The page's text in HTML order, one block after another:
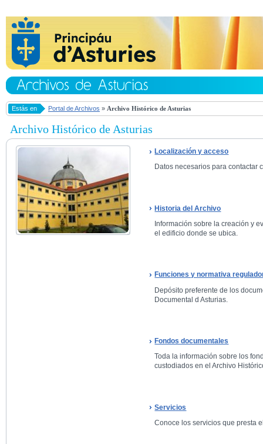
Estás en Portal de Archivos » Archivo Histórico de Asturias
Archivo Histórico de Asturias
Localización y acceso
Datos necesarios para contactar
Historia del Archivo
Información sobre la creación y
el edificio donde se ubica.
Funciones y normativa
Depósito preferente de los
Documental d Asturias.
Fondos documentales
Toda la información sobre los
custodiados en el Archivo
Servicios
Conoce los servicios que presta